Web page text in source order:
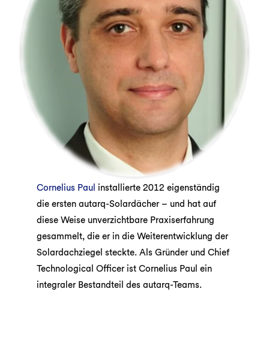
Cornelius Paul installierte 2012 eigenständig
die ersten autarq-Solardächer – und hat auf
diese Weise unverzichtbare Praxiserfahrung
gesammelt, die er in die Weiterentwicklung der
Solardachziegel steckte. Als Gründer und Chief
Technological Officer ist Cornelius Paul ein
integraler Bestandteil des autarq-Teams.